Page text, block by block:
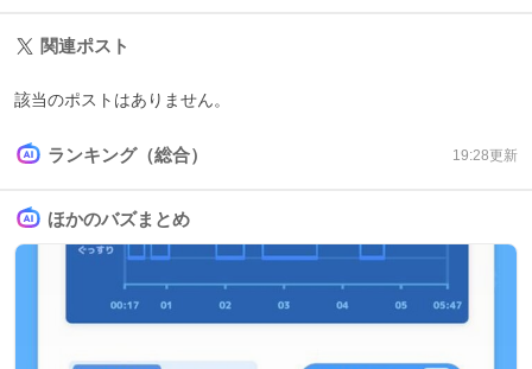
関連ポスト
該当のポストはありません。
ランキング（総合） 19:28更新
ほかのバズまとめ